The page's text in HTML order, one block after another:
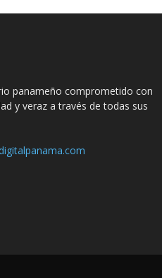
panameño comprometido con
y veraz a través de todas sus